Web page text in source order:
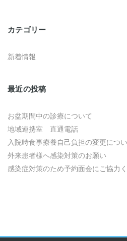
カテゴリー
新着情報
最近の投稿
お盆期間中の診療について
地域連携室 直通電話
入院時食事療養自己負担の変更につ
外来患者様へ感染対策のお願い
感染症対策のため予約面会にご協力